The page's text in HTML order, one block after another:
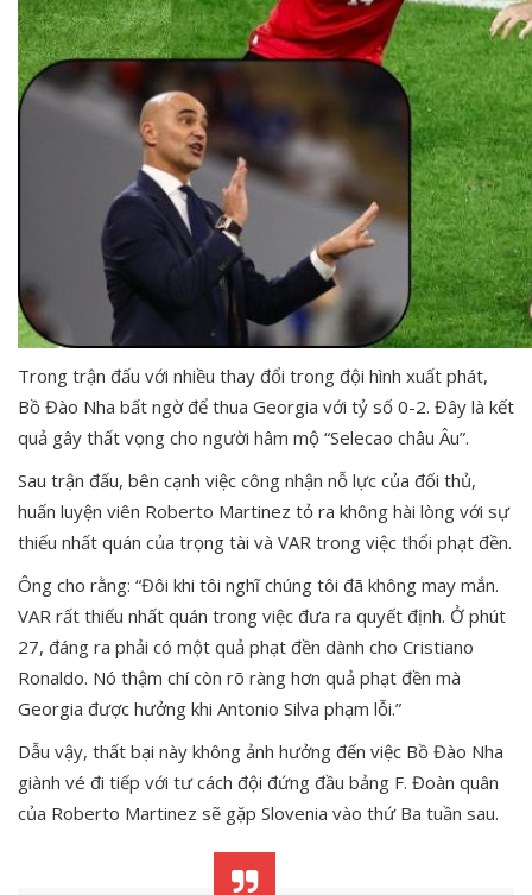
Trong trận đấu với nhiều thay đổi trong đội hình xuất phát,
Bồ Đào Nha bất ngờ để thua Georgia với tỷ số 0-2. Đây là kết
quả gây thất vọng cho người hâm mộ “Selecao châu Âu”.
Sau trận đấu, bên cạnh việc công nhận nỗ lực của đối thủ,
huấn luyện viên Roberto Martinez tỏ ra không hài lòng với sự
thiếu nhất quán của trọng tài và VAR trong việc thổi phạt đền.
Ông cho rằng: “Đôi khi tôi nghĩ chúng tôi đã không may mắn.
VAR rất thiếu nhất quán trong việc đưa ra quyết định. Ở phút
27, đáng ra phải có một quả phạt đền dành cho Cristiano
Ronaldo. Nó thậm chí còn rõ ràng hơn quả phạt đền mà
Georgia được hưởng khi Antonio Silva phạm lỗi.”
Dẫu vậy, thất bại này không ảnh hưởng đến việc Bồ Đào Nha
giành vé đi tiếp với tư cách đội đứng đầu bảng F. Đoàn quân
của Roberto Martinez sẽ gặp Slovenia vào thứ Ba tuần sau.